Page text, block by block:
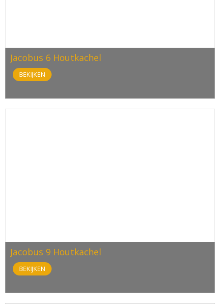
Jacobus 6 Houtkachel
BEKIJKEN
Jacobus 9 Houtkachel
BEKIJKEN